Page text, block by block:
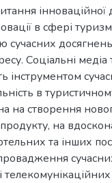
інноваційної
в сфері
сучасних
Соціальні
інструментом
в
на створення
на
та інших